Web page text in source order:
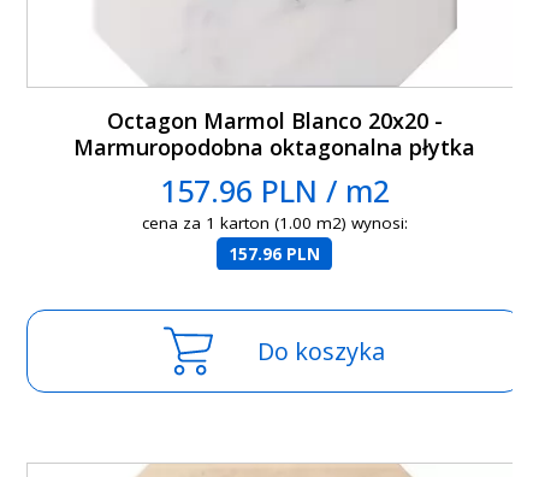
Octagon Marmol Blanco 20x20 -
Marmuropodobna oktagonalna płytka
gresowa
157.96 PLN / m2
cena za 1 karton (1.00 m2) wynosi:
157.96 PLN
Do koszyka